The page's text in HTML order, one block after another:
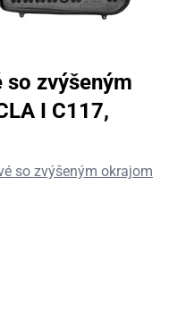
zvýšeným
I C117,
so zvýšeným okrajom